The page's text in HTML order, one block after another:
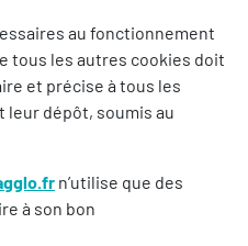
au fonctionnement
tous les autres cookies doit
et précise à tous les
dépôt, soumis au
n’utilise que des
à son bon